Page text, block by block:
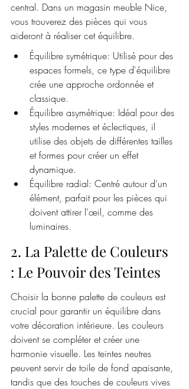
central. Dans un magasin meuble Nice,
vous trouverez des pièces qui vous
aideront à réaliser cet équilibre.
Équilibre symétrique: Utilisé pour des
espaces formels, ce type d'équilibre
crée une approche ordonnée et
classique.
Équilibre asymétrique: Idéal pour des
styles modernes et éclectiques, il
utilise des objets de différentes tailles
et formes pour créer un effet
dynamique.
Équilibre radial: Centré autour d'un
élément, parfait pour les pièces qui
doivent attirer l'œil, comme des
luminaires.
2. La Palette de Couleurs
: Le Pouvoir des Teintes
Choisir la bonne palette de couleurs est
crucial pour garantir un équilibre dans
votre décoration intérieure. Les couleurs
doivent se compléter et créer une
harmonie visuelle. Les teintes neutres
peuvent servir de toile de fond apaisante,
tandis que des touches de couleurs vives